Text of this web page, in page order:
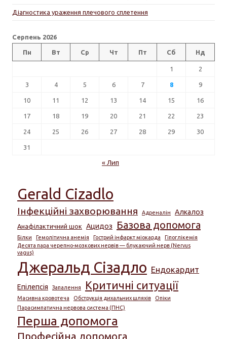
Діагностика ураження плечового сплетення
Серпень 2026
Пн Вт Ср Чт Пт Сб Нд
1 2
3 4 5 6 7 8 9
10 11 12 13 14 15 16
17 18 19 20 21 22 23
24 25 26 27 28 29 30
31
« Лип
Gerald Cizadlo
Інфекційні захворювання Адреналін Алкалоз
Анафілактичний шок Ацидоз Базова допомога
Білки Гемолітична анемія Гострий інфаркт міокарда
Гіпоглікемія
Десята пара черепно-мозкових нервів — блукаючий нерв (Nervus
vagus)
Джеральд Сізадло Ендокардит
Епілепсія Запалення Критичні ситуації
Масивна кровотеча Обструкція дихальних шляхів
Опіки
Парасимпатична нервова система (ПНС)
Перша допомога
Професійна допомога